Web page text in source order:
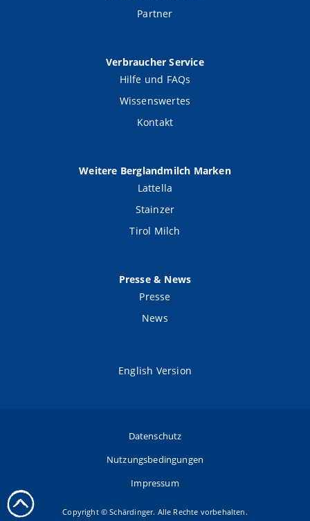
Partner
Verbraucher Service
Hilfe und FAQs
Wissenswertes
Kontakt
Weitere Berglandmilch Marken
Lattella
Stainzer
Tirol Milch
Presse & News
Presse
News
English Version
Copyright © Schärdinger. Alle Rechte vorbehalten.
Datenschutz
Nutzungsbedingungen
Impressum